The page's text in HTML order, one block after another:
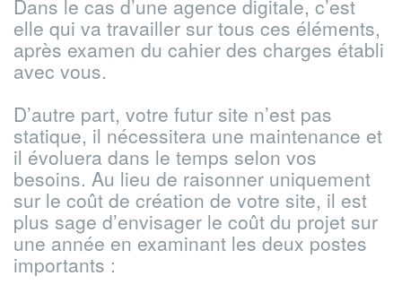
Dans le cas d’une agence digitale, c’est
elle qui va travailler sur tous ces éléments,
après examen du cahier des charges établi
avec vous.
D’autre part, votre futur site n’est pas
statique, il nécessitera une maintenance et
il évoluera dans le temps selon vos
besoins. Au lieu de raisonner uniquement
sur le coût de création de votre site, il est
plus sage d’envisager le coût du projet sur
une année en examinant les deux postes
importants :